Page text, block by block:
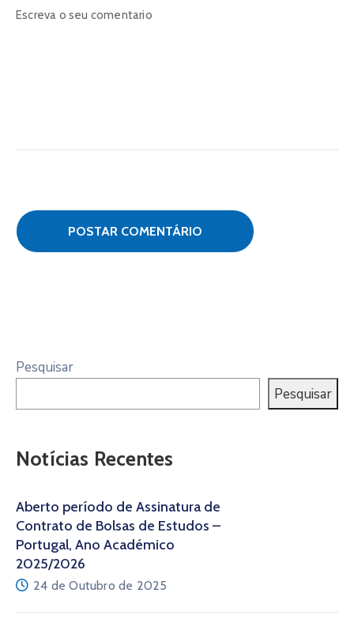
Pesquisar
Pesquisar
Notícias Recentes
Aberto período de Assinatura de
Contrato de Bolsas de Estudos –
Portugal, Ano Académico
2025/2026
24 de Outubro de 2025